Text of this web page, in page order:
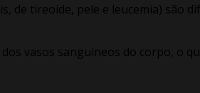
de tireoide, pele e leucemia) são
vasos sanguíneos do corpo, o